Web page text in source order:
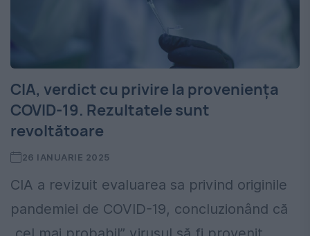
CIA, verdict cu privire la proveniența
COVID-19. Rezultatele sunt
revoltătoare
26 IANUARIE 2025
CIA a revizuit evaluarea sa privind originile
pandemiei de COVID-19, concluzionând că